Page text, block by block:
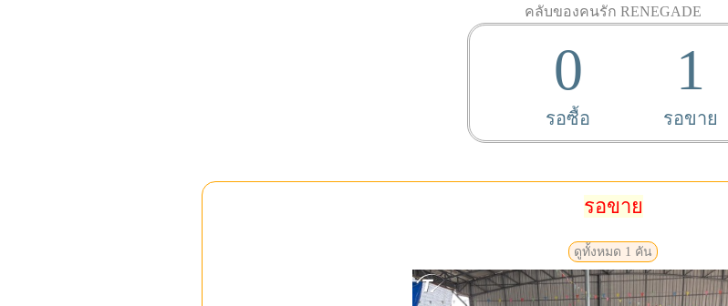
คลับของคนรัก RENEGADE
0
รอซื้อ
1
รอขาย
รอขาย
ดูทั้งหมด 1 คัน